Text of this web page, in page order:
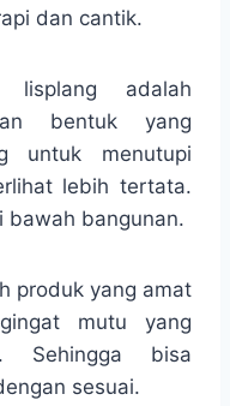
dan cantik.
lisplang adalah
bentuk yang
untuk menutupi
lebih tertata.
bawah bangunan.
produk yang amat
mutu yang
Sehingga bisa
sesuai.